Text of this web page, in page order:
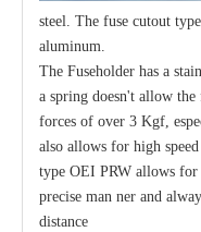
steel. The fuse cutout
aluminum.
The Fuseholder has a
a spring doesn't allow
forces of over 3 Kgf,
also allows for high
type OEI PRW allows
precise man ner and
distance